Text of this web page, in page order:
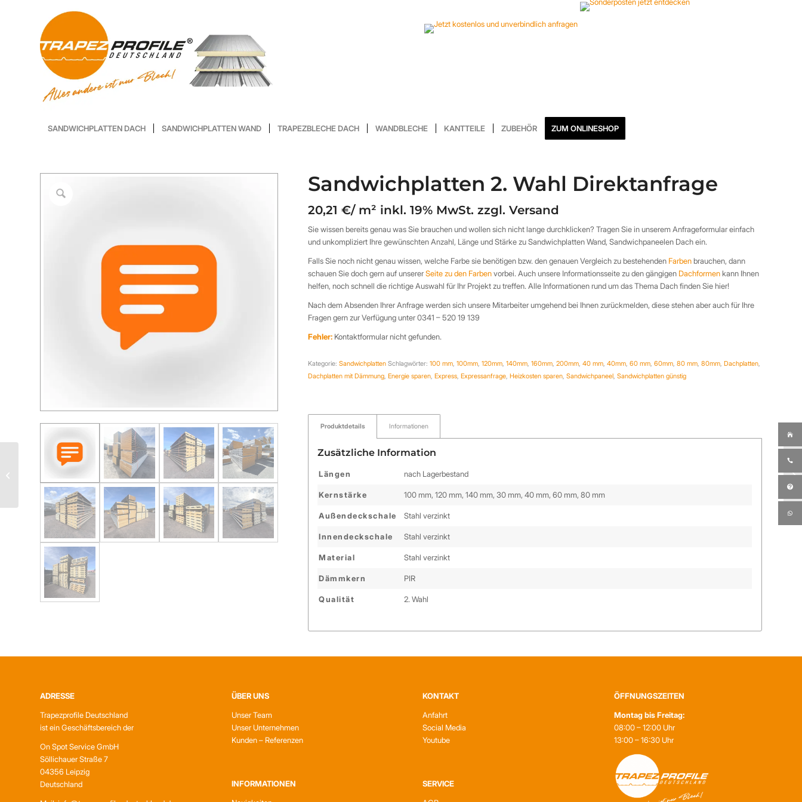
SANDWICHPLATTEN DACH SANDWICHPLATTEN WAND TRAPEZBLECHE DACH WANDBLECHE KANTTEILE ZUBEHÖR ZUM ONLINESHOP
Sandwichplatten 2. Wahl Direktanfrage
20,21 €/ m² inkl. 19% MwSt. zzgl. Versand
Sie wissen bereits genau was Sie brauchen und wollen sich nicht lange durchklicken? Tragen Sie in unserem Anfrageformular einfach
und unkompliziert Ihre gewünschten Anzahl, Länge und Stärke zu Sandwichplatten Wand, Sandwichpaneelen Dach ein.
Falls Sie noch nicht genau wissen, welche Farbe sie benötigen bzw. den genauen Vergleich zu bestehenden Farbenbrauchen, dann
schauen Sie doch gern auf unsererSeite zu den Farbenvorbei. Auch unsere Informationsseite zu den gängigen Dachformenkann Ihnen
helfen, noch schnell die richtige Auswahl für Ihr Projekt zu treffen. Alle Informationen rund um das Thema Dach finden Sie hier!
Nach dem Absenden Ihrer Anfrage werden sich unsere Mitarbeiter umgehend bei Ihnen zurückmelden, diese stehen aber auch für Ihre
Fragen gern zur Verfügung unter 0341 – 520 19 139
Fehler: Kontaktformular nicht gefunden.
Kategorie:Sandwichplatten Schlagwörter:100 mm,100mm,120mm,140mm,160mm,200mm,40 mm,40mm,60 mm,60mm,80 mm,80mm,Dachplatten,
Dachplatten mit Dämmung,Energie sparen,Express,Expressanfrage,Heizkosten sparen,Sandwichpaneel,Sandwichplatten günstig
Produktdetails Informationen
Zusätzliche Information
Längen nach Lagerbestand
Kernstärke 100 mm, 120 mm, 140 mm, 30 mm, 40 mm, 60 mm, 80 mm
Außendeckschale Stahl verzinkt
Innendeckschale Stahl verzinkt
Material Stahl verzinkt
Dämmkern PIR
Qualität 2. Wahl
ADRESSE
Trapezprofile Deutschland
ist ein Geschäftsbereich der
On Spot Service GmbH
Söllichauer Straße 7
04356 Leipzig
Deutschland
ÜBER UNS
Unser Team
Unser Unternehmen
Kunden – Referenzen
INFORMATIONEN
KONTAKT
Anfahrt
Social Media
Youtube
SERVICE
ÖFFNUNGSZEITEN
Montag bis Freitag:
08:00 – 12:00 Uhr
13:00 – 16:30 Uhr
Sandwichplatten 2. Wahl
Direktanfrage